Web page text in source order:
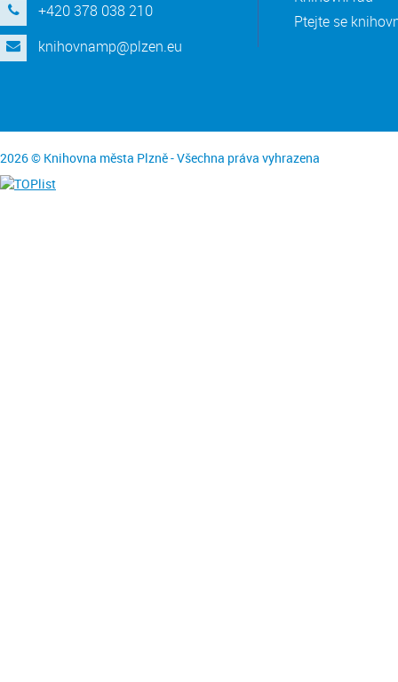
+420 378 038 210
knihovnamp@plzen.eu
Ptejte se
2026 © Knihovna města Plzně - Všechna práva vyhrazena